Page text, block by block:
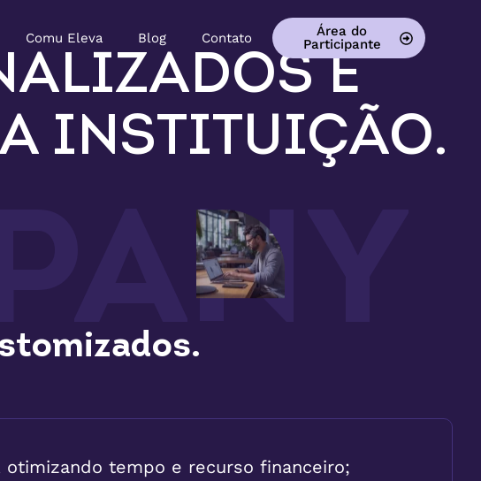
Comu Eleva Blog Contato
Área do
Participante
E
INSTITUIÇÃO.
tempo e recurso financeiro;